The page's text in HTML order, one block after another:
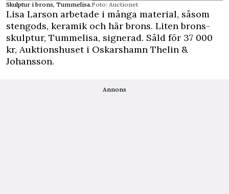
Skulptur i brons, Tummelisa.Foto: Auctionet
Lisa Larson arbetade i många material, såsom
stengods, keramik och här brons. Liten brons-
skulptur, Tummelisa, signerad. Såld för 37 000
kr, Auktionshuset i Oskarshamn Thelin &
Johansson.
Annons